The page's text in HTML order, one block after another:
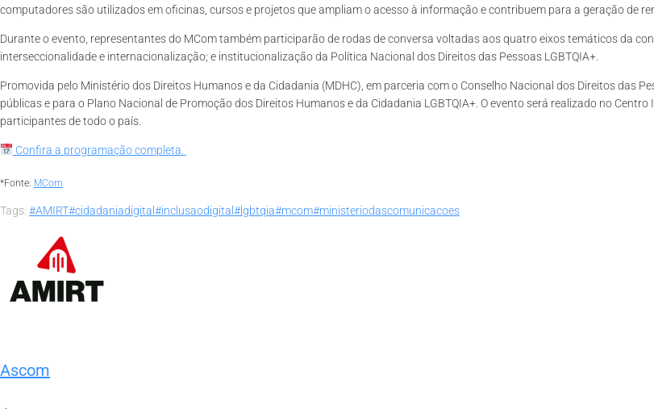
computadores são utilizados em oficinas, cursos e projetos que ampliam o acesso à informação e contribuem para a geração de
Durante o evento, representantes do MCom também participarão de rodas de conversa voltadas aos quatro eixos temáticos da
interseccionalidade e internacionalização; e institucionalização da Política Nacional dos Direitos das Pessoas LGBTQIA+.
Promovida pelo Ministério dos Direitos Humanos e da Cidadania (MDHC), em parceria com o Conselho Nacional dos Direitos das
públicas e para o Plano Nacional de Promoção dos Direitos Humanos e da Cidadania LGBTQIA+. O evento será realizado no
participantes de todo o país.
Confira a programação completa.
*Fonte: MCom
Tags: #AMIRT#cidadaniadigital #inclusaodigital #lgbtqia#mcom#ministeriodascomunicacoes
Ascom